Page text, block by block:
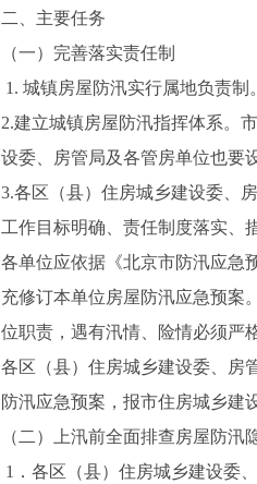
二、主要任务
（一）完善落实责任制
1. 城镇房屋防汛实行属地负责
2.建立城镇房屋防汛指挥体系。
设委、房管局及各管房单位也要
3.各区（县）住房城乡建设委、
工作目标明确、责任制度落实、
各单位应依据《北京市防汛应急
充修订本单位房屋防汛应急预案
位职责，遇有汛情、险情必须严
各区（县）住房城乡建设委、房
防汛应急预案，报市住房城乡建
（二）上汛前全面排查房屋防汛
1．各区（县）住房城乡建设委